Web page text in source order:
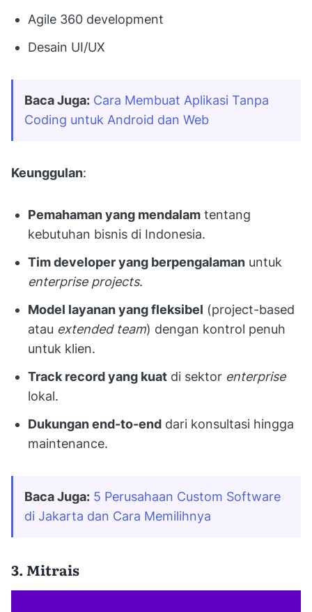
Agile 360 development
Desain UI/UX
Baca Juga: Cara Membuat Aplikasi Tanpa
Coding untuk Android dan Web
Keunggulan:
Pemahaman yang mendalam tentang
kebutuhan bisnis di Indonesia.
Tim developer yang berpengalaman untuk
enterprise projects.
Model layanan yang fleksibel (project-based
atau extended team) dengan kontrol penuh
untuk klien.
Track record yang kuat di sektor enterprise
lokal.
Dukungan end-to-end dari konsultasi hingga
maintenance.
Baca Juga: 5 Perusahaan Custom Software
di Jakarta dan Cara Memilihnya
3. Mitrais